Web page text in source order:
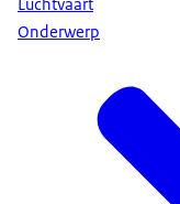
Luchtvaart
Onderwerp